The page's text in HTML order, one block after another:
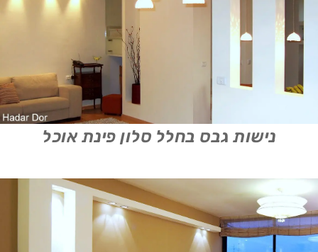
נישות גבס בחלל סלון פינת אוכל